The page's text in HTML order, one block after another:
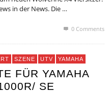
in der News. Die …
0 Comments
SZENE UTV YAMAHA
FÜR YAMAHA
SE